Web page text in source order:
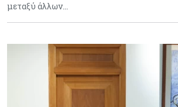
μεταξύ άλλων…